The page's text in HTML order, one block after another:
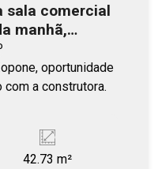
sala comercial
manhã,
será
oportunidade
com a construtora.
42.73 m²